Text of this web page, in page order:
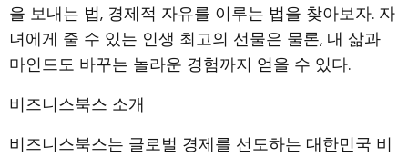
을 보내는 법, 경제적 자유를 이루는 법을 찾아보자. 자
녀에게 줄 수 있는 인생 최고의 선물은 물론, 내 삶과
마인드도 바꾸는 놀라운 경험까지 얻을 수 있다.
비즈니스북스 소개
비즈니스북스는 글로벌 경제를 선도하는 대한민국 비